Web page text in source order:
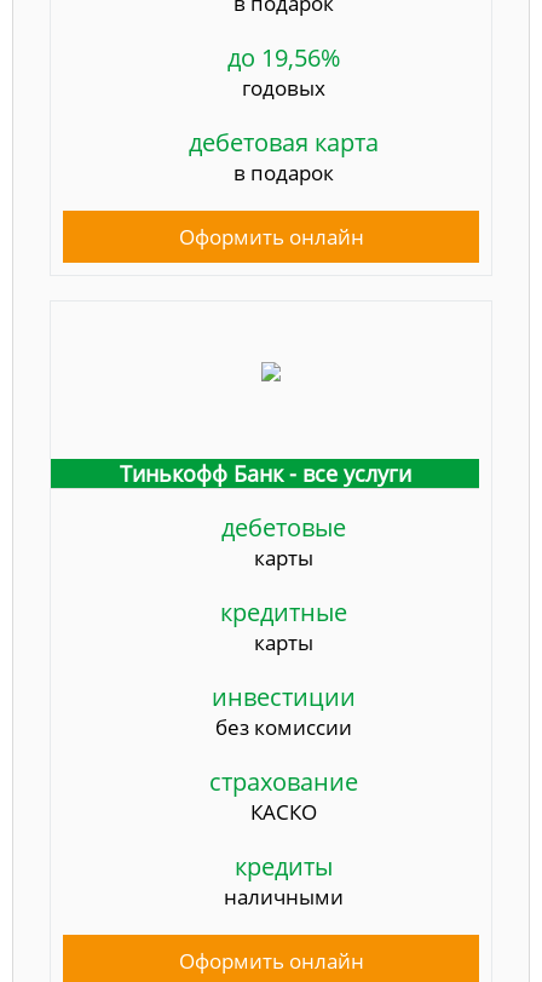
до 19,56%
годовых
дебетовая карта
в подарок
Оформить онлайн
Тинькофф Банк - все услуги
дебетовые
карты
кредитные
карты
инвестиции
без комиссии
страхование
КАСКО
кредиты
наличными
Оформить онлайн